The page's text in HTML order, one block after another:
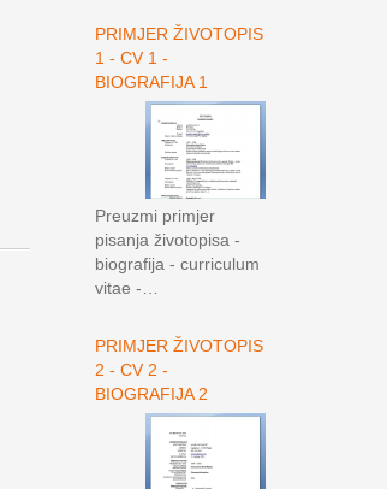
PRIMJER ŽIVOTOPIS
1 - CV 1 -
BIOGRAFIJA 1
Preuzmi primjer
pisanja životopisa -
biografija - curriculum
vitae -…
PRIMJER ŽIVOTOPIS
2 - CV 2 -
BIOGRAFIJA 2